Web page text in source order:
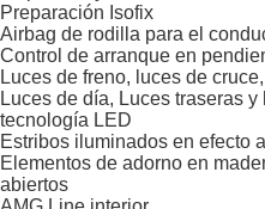
Preparación Isofix
Airbag de rodilla para el
Control de arranque en
Luces de freno, luces de
Luces de día, Luces traseras
tecnología LED
Estribos iluminados en efecto
Elementos de adorno en
abiertos